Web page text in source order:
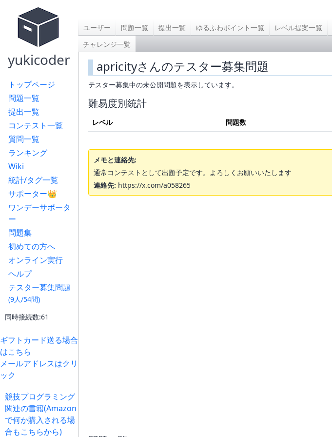
yukicoder
トップページ
問題一覧
提出一覧
コンテスト一覧
質問一覧
ランキング
Wiki
統計/タグ一覧
サポーター👑
ワンデーサポータ
ー
問題集
初めての方へ
オンライン実行
ヘルプ
テスター募集問題
(9人/54問)
同時接続数:61
ギフトカード送る場合
はこちら
メールアドレスはクリ
ック
競技プログラミング
関連の書籍(Amazon
で何か購入される場
合もこちらから)
ユーザー 問題一覧 提出一覧 ゆるふわポイント一覧 レベル提案一覧
チャレンジ一覧
apricityさんのテスター募集問題
テスター募集中の未公開問題を表示しています。
難易度別統計
レベル 問題数
メモと連絡先:
通常コンテストとして出題予定です。よろしくお願いいたします
連絡先: https://x.com/a058265